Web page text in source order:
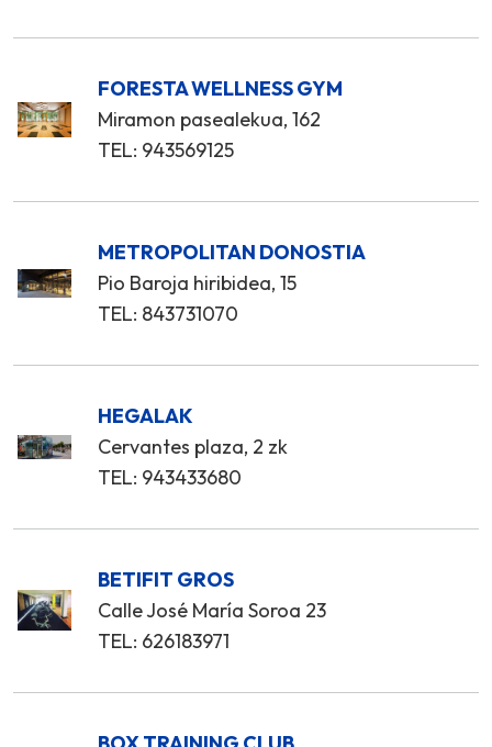
FORESTA WELLNESS GYM
Miramon pasealekua, 162
TEL: 943569125
METROPOLITAN DONOSTIA
Pio Baroja hiribidea, 15
TEL: 843731070
HEGALAK
Cervantes plaza, 2 zk
TEL: 943433680
BETIFIT GROS
Calle José María Soroa 23
TEL: 626183971